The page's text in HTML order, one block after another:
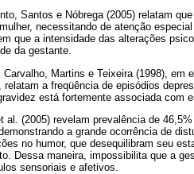
Santos e Nóbrega (2005) relatam
necessitando de atenção
que a intensidade das alterações
da gestante.
Martins e Teixeira (1998),
relatam a freqüência de episódios
está fortemente associada com
al. (2005) revelam prevalência de
a grande ocorrência de
no humor, que desequilibram seu
Dessa maneira, impossibilita que a
sensoriais e afetivos.